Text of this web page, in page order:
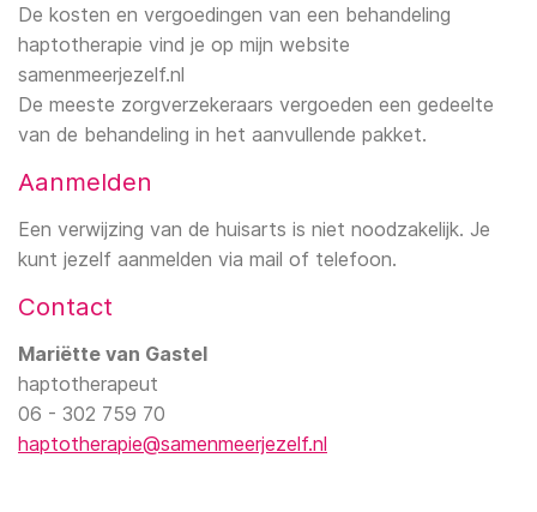
De kosten en vergoedingen van een behandeling
haptotherapie vind je op mijn website
samenmeerjezelf.nl
De meeste zorgverzekeraars vergoeden een gedeelte
van de behandeling in het aanvullende pakket.
Aanmelden
Een verwijzing van de huisarts is niet noodzakelijk. Je
kunt jezelf aanmelden via mail of telefoon.
Contact
Mariëtte van Gastel
haptotherapeut
06 - 302 759 70
haptotherapie@samenmeerjezelf.nl